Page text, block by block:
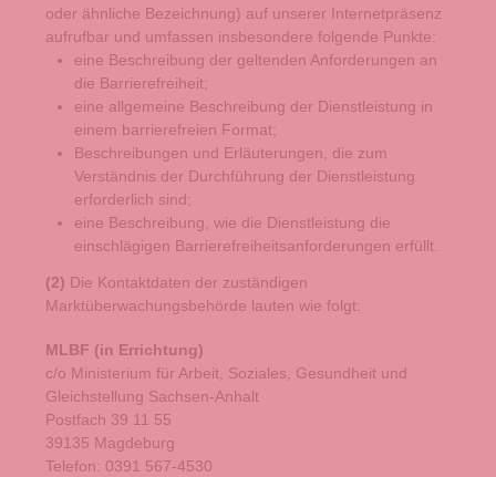
oder ähnliche Bezeichnung) auf unserer Internetpräsenz
aufrufbar und umfassen insbesondere folgende Punkte:
eine Beschreibung der geltenden Anforderungen an
die Barrierefreiheit;
eine allgemeine Beschreibung der Dienstleistung in
einem barrierefreien Format;
Beschreibungen und Erläuterungen, die zum
Verständnis der Durchführung der Dienstleistung
erforderlich sind;
eine Beschreibung, wie die Dienstleistung die
einschlägigen Barrierefreiheitsanforderungen erfüllt.
(2) Die Kontaktdaten der zuständigen
Marktüberwachungsbehörde lauten wie folgt:
MLBF (in Errichtung)
c/o Ministerium für Arbeit, Soziales, Gesundheit und
Gleichstellung Sachsen-Anhalt
Postfach 39 11 55
39135 Magdeburg
Telefon: 0391 567-4530